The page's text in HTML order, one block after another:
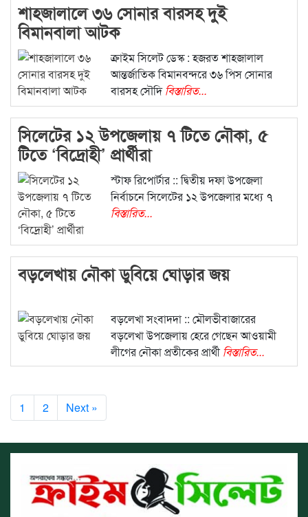
শাহজালালে ৩৬ সোনার বারসহ দুই
বিমানবালা আটক
ক্রাইম সিলেট ডেস্ক : হজরত শাহজালাল
আন্তর্জাতিক বিমানবন্দরে ৩৬ পিস সোনার
বারসহ সৌদিবিস্তারিত...
সিলেটের ১২ উপজেলায় ৭ টিতে নৌকা, ৫
টিতে ‘বিদ্রোহী’ প্রার্থীরা
স্টাফ রিপোর্টার :: দ্বিতীয় দফা উপজেলা
নির্বাচনে সিলেটের ১২ উপজেলার মধ্যে ৭
বিস্তারিত...
বড়লেখায় নৌকা ডুবিয়ে ঘোড়ার জয়
বড়লেখা সংবাদদা :: মৌলভীবাজারের
বড়লেখা উপজেলায় হেরে গেছেন আওয়ামী
লীগের নৌকা প্রতীকের প্রার্থীবিস্তারিত...
1 2 Next »